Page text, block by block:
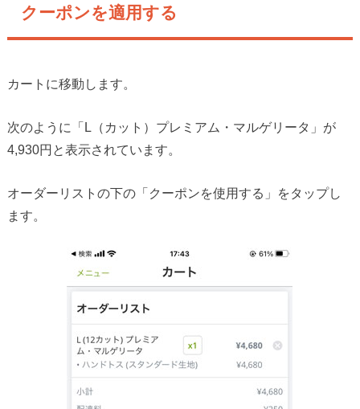
クーポンを適用する
カートに移動します。
次のように「L（カット）プレミアム・マルゲリータ」が
4,930円と表示されています。
オーダーリストの下の「クーポンを使用する」をタップし
ます。